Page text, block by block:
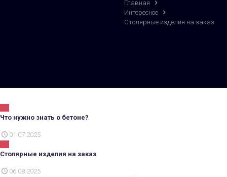
Главная
Интересное
Столярные изделия на заказ
Что нужно знать о бетоне?
01.07.2025
Столярные изделия на заказ
06.08.2025